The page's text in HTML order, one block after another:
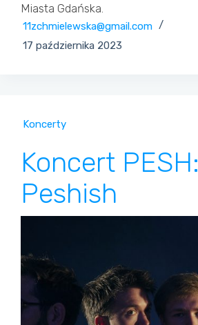
Miasta Gdańska.
11zchmielewska@gmail.com
17 października 2023
Koncerty
Koncert PESH:
Peshish